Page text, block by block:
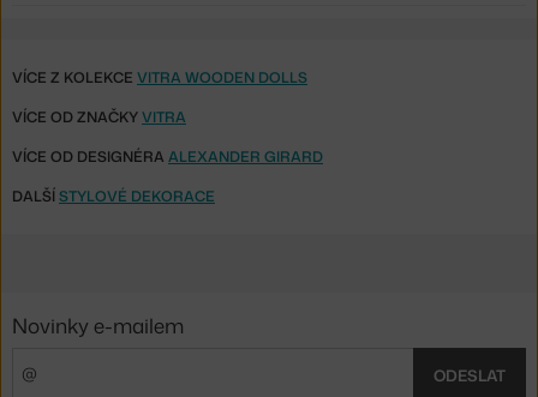
VÍCE Z KOLEKCE VITRA WOODEN DOLLS
VÍCE OD ZNAČKYVITRA
VÍCE OD DESIGNÉRA ALEXANDER GIRARD
DALŠÍSTYLOVÉ DEKORACE
Novinky e-mailem
ODESLAT